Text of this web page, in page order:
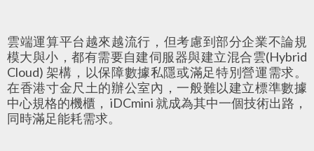
雲端運算平台越來越流行，但考慮到部分企業不論規
模大與小，都有需要自建伺服器與建立混合雲(Hybrid
Cloud) 架構，以保障數據私隱或滿足特別營運需求。
在香港寸金尺土的辦公室內，一般難以建立標準數據
中心規格的機櫃， iDCmini 就成為其中一個技術出路，
同時滿足能耗需求。